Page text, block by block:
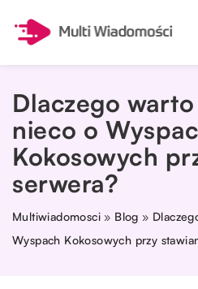
Dlaczego
nieco o
Kokosowych
serwera?
Multiwiadomosci » Blog »
Wyspach Kokosowych przy